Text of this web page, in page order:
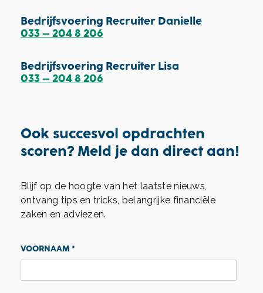
Bedrijfsvoering Recruiter Danielle
033 – 204 8 206
Bedrijfsvoering Recruiter Lisa
033 – 204 8 206
Ook succesvol opdrachten
scoren? Meld je dan direct aan!
Blijf op de hoogte van het laatste nieuws,
ontvang tips en tricks, belangrijke financiële
zaken en adviezen.
VOORNAAM *